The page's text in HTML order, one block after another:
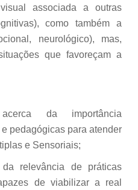
associada a outras
como também a
neurológico), mas,
que favoreçam a
da importância
pedagógicas para atender
e Sensoriais;
relevância de práticas
de viabilizar a real